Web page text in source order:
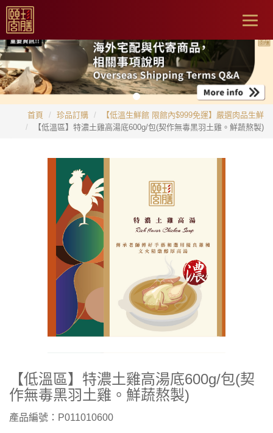
首頁 珍品訂購
【低溫生鮮館 限館內$999免運】嚴選肉品生鮮
【低溫區】特濃土雞高湯底600g/包(契作無毒黑羽土雞。鮮蔬熬製)
【低溫區】特濃土雞高湯底600g/包(契
作無毒黑羽土雞。鮮蔬熬製)
產品編號：P011010600